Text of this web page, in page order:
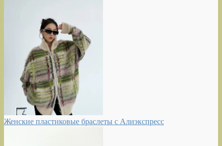
Женские пластиковые браслеты с Алиэкспресс